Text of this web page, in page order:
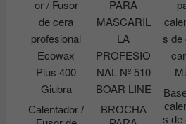
Calentador /
BROCHA
s de